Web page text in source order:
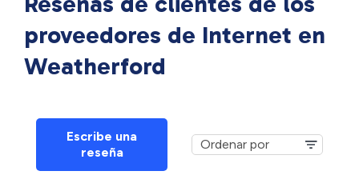
proveedores de Internet en
Weatherford
Escribe una
reseña